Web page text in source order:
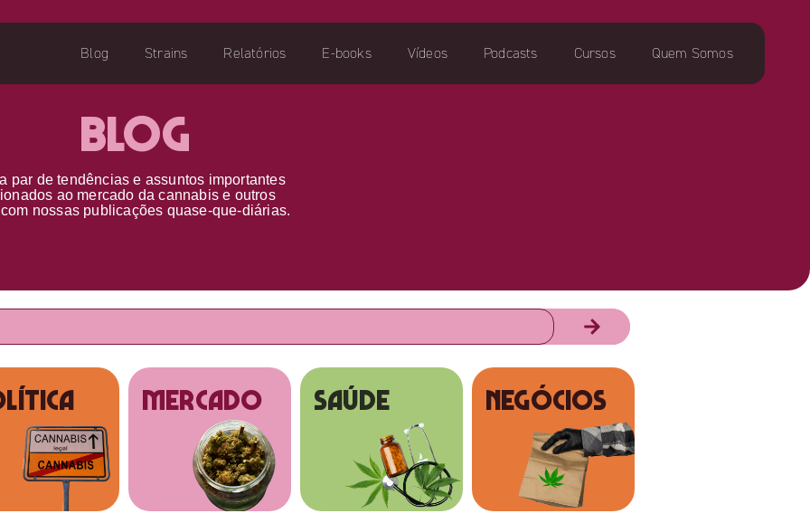
Blog Strains Relatórios E-books Vídeos Podcasts Cursos Quem Somos
Blog
par detendências e assuntos importantes
ao mercado da cannabis e outros
com nossas publicações quase-que-diárias.
MERCADO SAÚDE NEGÓCIOS